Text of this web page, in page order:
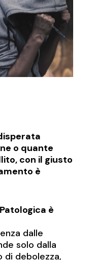
o quante
con il giusto
è
è
dalle
solo dalla
di debolezza,